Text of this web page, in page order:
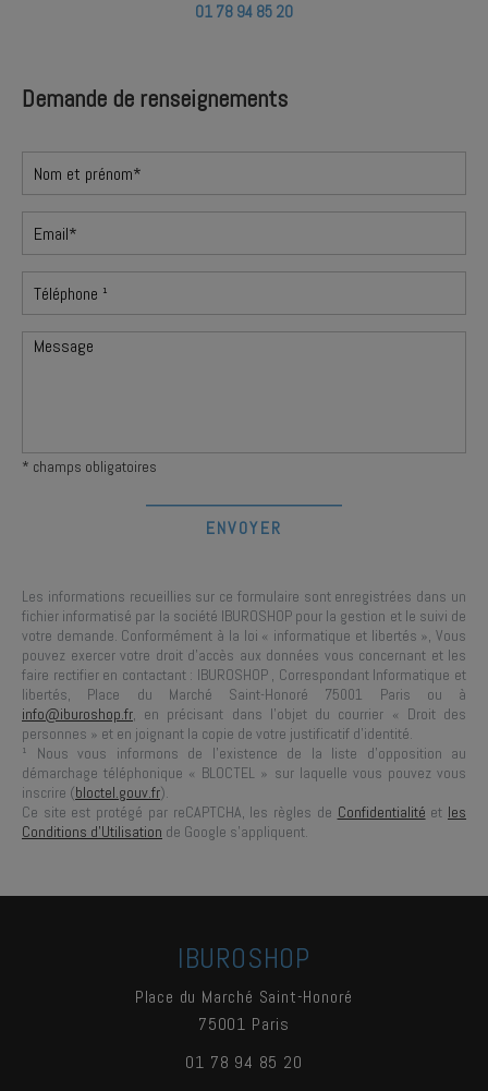
01 78 94 85 20
Demande de renseignements
* champs obligatoires
Les informations recueillies sur ce formulaire sont enregistrées dans un
fichier informatisé par la société IBUROSHOP pour la gestion et le suivi de
votre demande. Conformément à la loi « informatique et libertés », Vous
pouvez exercer votre droit d'accès aux données vous concernant et les
faire rectifier en contactant : IBUROSHOP , Correspondant Informatique et
libertés, Place du Marché Saint-Honoré 75001 Paris ou à
info@iburoshop.fr, en précisant dans l’objet du courrier « Droit des
personnes » et en joignant la copie de votre justificatif d’identité.
¹ Nous vous informons de l’existence de la liste d’opposition au
démarchage téléphonique « BLOCTEL » sur laquelle vous pouvez vous
inscrire (bloctel.gouv.fr).
Ce site est protégé par reCAPTCHA, les règles de Confidentialité et les
Conditions d'Utilisation de Google s'appliquent.
IBUROSHOP
Place du Marché Saint-Honoré
75001 Paris
01 78 94 85 20